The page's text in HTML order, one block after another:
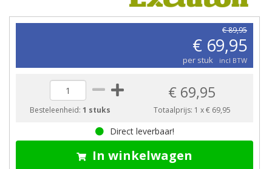
€ 89,95
€ 69,95
per stuk incl BTW
Besteleenheid:1 stuks
€ 69,95
Totaalprijs: 1 x€ 69,95
Direct leverbaar!
In winkelwagen